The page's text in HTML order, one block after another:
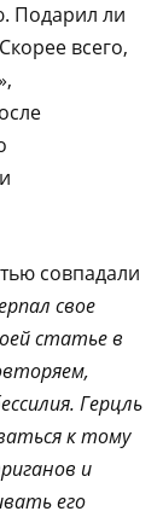
Подарил ли
всего,
совпадали
свое
статье в
Герцль
к тому
и
его